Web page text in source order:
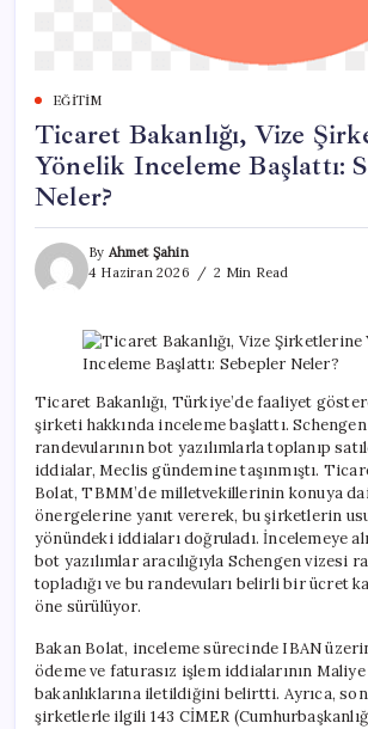
EĞITIM
Ticaret Bakanlığı, Vize
Yönelik Inceleme Başlattı:
Neler?
By Ahmet Şahin
4 Haziran 2026
2 Min Read
Ticaret Bakanlığı, Türkiye’de faaliyet
şirketi hakkında inceleme başlattı.
randevularının bot yazılımlarla toplanıp
iddialar, Meclis gündemine taşınmıştı.
Bolat, TBMM’de milletvekillerinin konuya
önergelerine yanıt vererek, bu şirketlerin
yönündeki iddiaları doğruladı. İncelemeye
bot yazılımlar aracılığıyla Schengen vizesi
topladığı ve bu randevuları belirli bir ücret
öne sürülüyor.
Bakan Bolat, inceleme sürecinde IBAN
ödeme ve faturasız işlem iddialarının Maliye
bakanlıklarına iletildiğini belirtti. Ayrıca, son
şirketlerle ilgili 143 CİMER